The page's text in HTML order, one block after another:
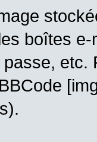
boîtes